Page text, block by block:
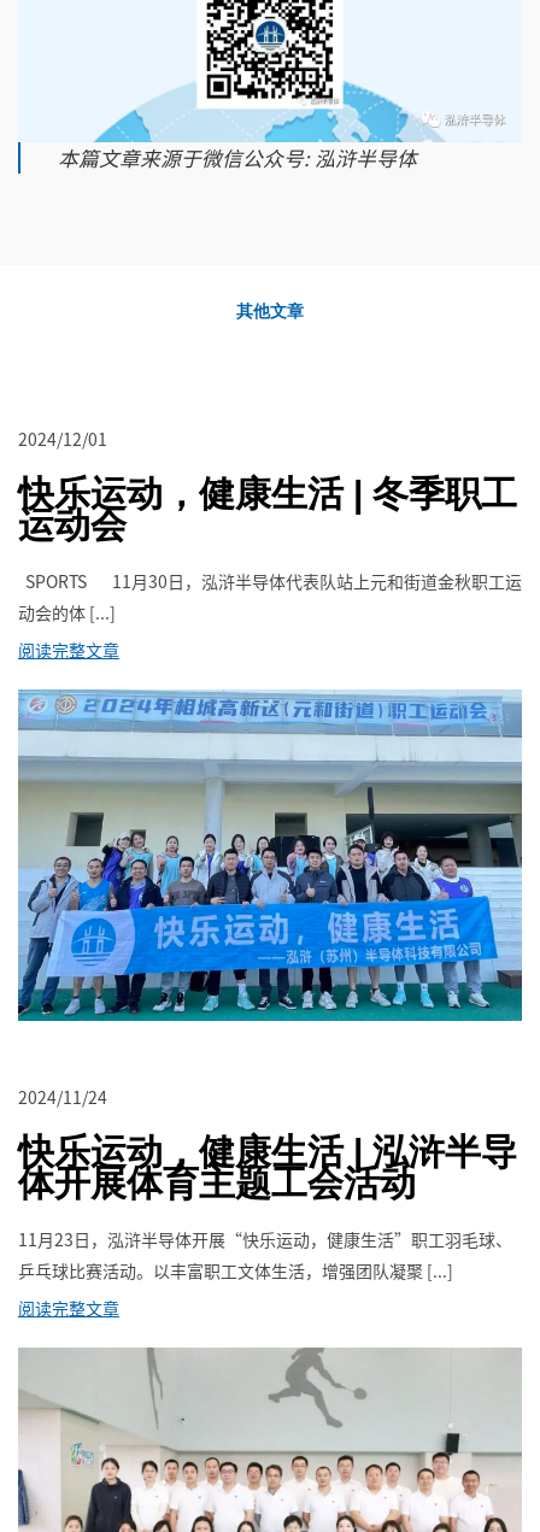
本篇文章来源于微信公众号: 泓浒半导体
其他文章
2024/12/01
快乐运动，健康生活 | 冬季职工
运动会
SPORTS 11月30日，泓浒半导体代表队站上元和街道金秋职工运
动会的体 [...]
阅读完整文章
2024/11/24
快乐运动，健康生活 | 泓浒半导
体开展体育主题工会活动
11月23日，泓浒半导体开展“快乐运动，健康生活”职工羽毛球、
乒乓球比赛活动。以丰富职工文体生活，增强团队凝聚 [...]
阅读完整文章